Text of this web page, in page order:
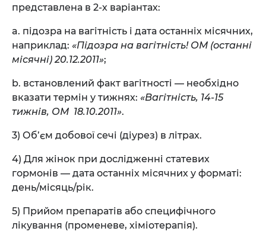
представлена в 2-х варіантах:
a. підозра на вагітність і дата останніх місячних,
наприклад: «Підозра на вагітність! ОМ (останні
місячні) 20.12.2011»;
b. встановлений факт вагітності — необхідно
вказати термін у тижнях: «Вагітність, 14-15
тижнів, ОМ 18.10.2011».
3) Об’єм добової сечі (діурез) в літрах.
4) Для жінок при дослідженні статевих
гормонів — дата останніх місячних у форматі:
день/місяць/рік.
5) Прийом препаратів або специфічного
лікування (променеве, хіміотерапія).